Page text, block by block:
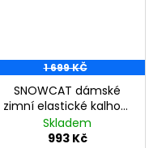
1 699 KČ
SNOWCAT dámské
zimní elastické kalhoty
tm.modrá
Skladem
993 Kč